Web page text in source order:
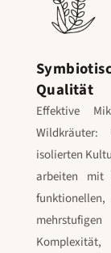
Qualität
Effektive
isolierten
arbeiten mit